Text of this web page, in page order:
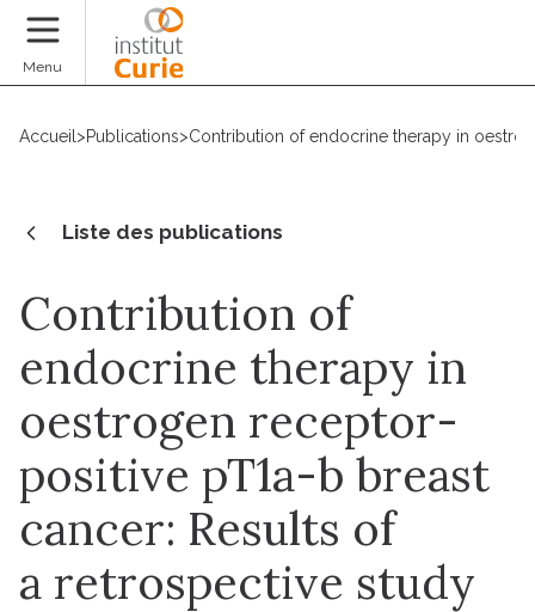
Menu
Accueil >Publications>Contribution of endocrine therapy in
Liste des publications
Contribution of
endocrine therapy in
oestrogen receptor-
positive pT1a-b breast
cancer: Results of
a retrospective study